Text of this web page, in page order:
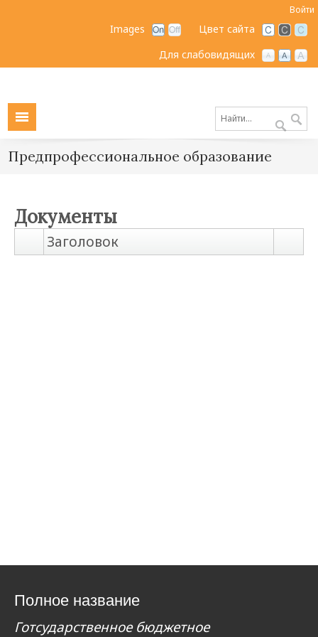
Войти
Цвет сайта
Images
Для слабовидящих
Предпрофессиональное образование
Документы
Заголовок
Полное название
Готсударственное бюджетное